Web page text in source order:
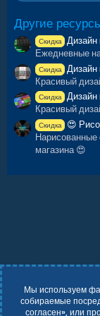
Другие
Скидка
Ежедневные
Скидка Дизайн
Красивый
Скидка
Красивый
Скидка 😍
Нарисованные
магазина 😍
Мы используем
собираемые
согласен», или